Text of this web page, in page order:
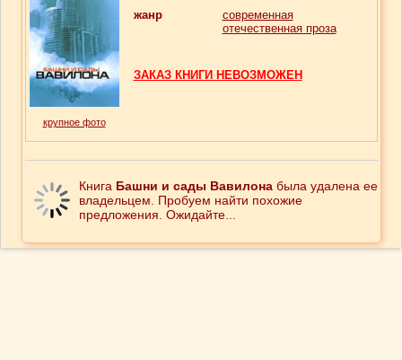
крупное фото
жанр
современная
отечественная проза
ЗАКАЗ КНИГИ НЕВОЗМОЖЕН
Книга Башни и сады Вавилонабыла удалена ее
владельцем. Пробуем найти похожие
предложения. Ожидайте...